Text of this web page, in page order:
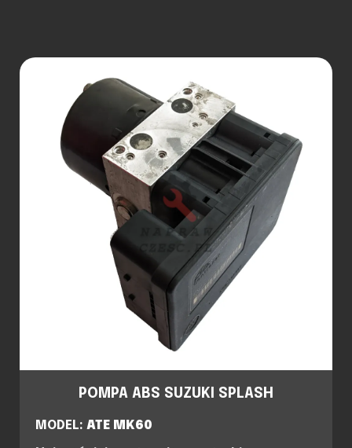
POMPA ABS SUZUKI SPLASH
MODEL: ATE MK60